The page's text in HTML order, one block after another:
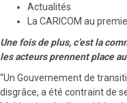
Actualités
La CARICOM au
Une fois de plus, c’est la
les acteurs prennent place
“Un Gouvernement de
disgrâce, a été contraint de